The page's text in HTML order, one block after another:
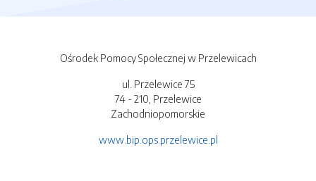
Ośrodek Pomocy Społecznej w Przelewicach
ul. Przelewice 75
74 - 210, Przelewice
Zachodniopomorskie
www.bip.ops.przelewice.pl